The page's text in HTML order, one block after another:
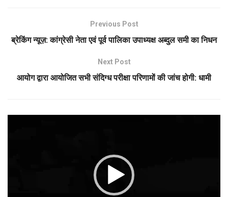
Previous Post
ब्रेकिंग न्यूज़: कांग्रेसी नेता एवं पूर्व पालिका उपाध्यक्ष अब्दुल समी का निधन
Next Post
आयोग द्वारा आयोजित सभी संदिग्ध परीक्षा परिणामों की जांच होगी: धामी